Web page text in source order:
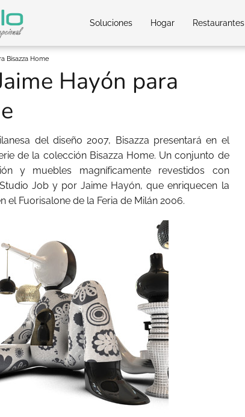
Soluciones Hogar Restaurantes
Bisazza Home
Hayón para
del diseño 2007, Bisazza presentará en el
de la colección Bisazza Home. Un conjunto de
y muebles magníficamente revestidos con
Job y por Jaime Hayón, que enriquecen la
el Fuorisalone de la Feria de Milán 2006.